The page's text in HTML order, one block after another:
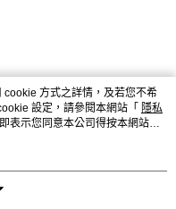
方式之詳情，及若您不希
設定，請參閱本網站「 隱私
表示您同意本公司得按本網站使